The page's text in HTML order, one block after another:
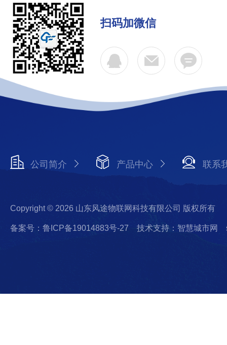
扫码加微信
公司简介 产品中心 联系
Copyright © 2026 山东风途物联网科技有限公司 版权所有
备案号：鲁ICP备19014883号-27 技术支持：智慧城市网